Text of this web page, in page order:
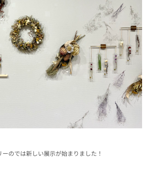
のでは新しい展示が始まりました！